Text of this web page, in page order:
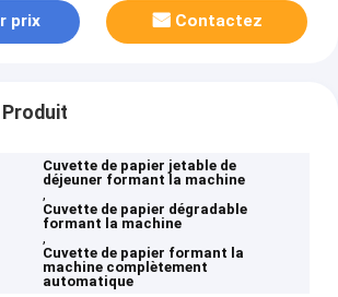
prix Contactez
Cuvette de papier jetable de
déjeuner formant la machine
,
Cuvette de papier dégradable
formant la machine
,
Cuvette de papier formant la
machine complètement
automatique